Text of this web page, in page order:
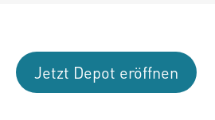
Jetzt Depot eröffnen